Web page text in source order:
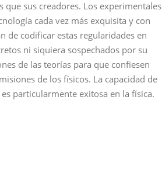
volumen.
sus creadores. Los experimentales
cada vez más exquisita y con
de codificar estas regularidades en
ni siquiera sospechados por su
de las teorías para que confiesen
de los físicos. La capacidad de
particularmente exitosa en la física.